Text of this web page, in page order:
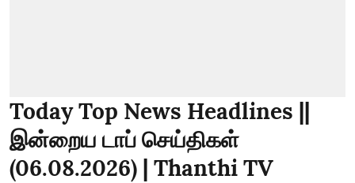
Today Top News Headlines ||
இன்றைய டாப் செய்திகள்
(06.08.2026) | Thanthi TV